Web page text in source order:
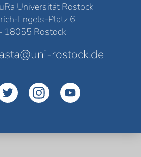
Universität Rostock
Engels-Platz 6
18055 Rostock
rostock.de